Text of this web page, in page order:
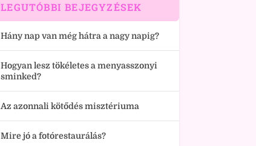
LEGUTÓBBI BEJEGYZÉSEK
Hány nap van még hátra a nagy napig?
Hogyan lesz tökéletes a menyasszonyi
sminked?
Az azonnali kötődés misztériuma
Mire jó a fotórestaurálás?